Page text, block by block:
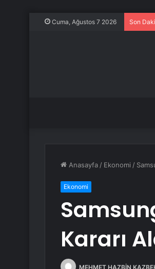
Cuma, Ağustos 7 2026 Son
Anasayfa / Ekonomi /
Ekonomi
Kararı
MEHMET HAZBİN